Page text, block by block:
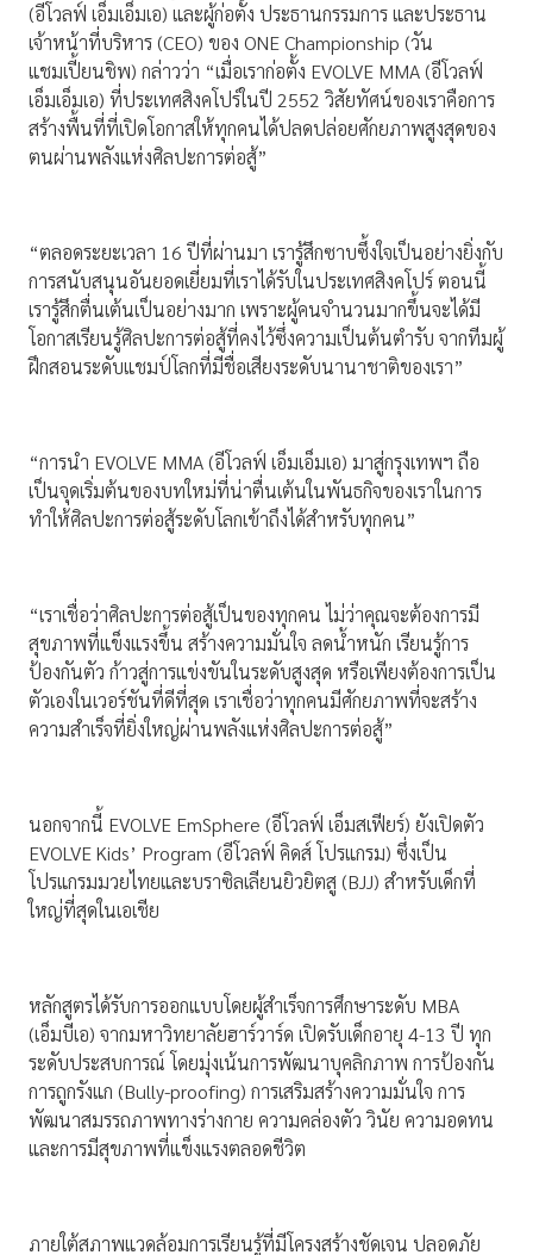
(อีโวลฟ์ เอ็มเอ็มเอ) และผู้ก่อตั้ง ประธานกรรมการ และประธาน
เจ้าหน้าที่บริหาร (CEO) ของ ONE Championship (วัน
แชมเปี้ยนชิพ) กล่าวว่า “เมื่อเราก่อตั้ง EVOLVE MMA (อีโวลฟ์
เอ็มเอ็มเอ) ที่ประเทศสิงคโปร์ในปี 2552 วิสัยทัศน์ของเราคือการ
สร้างพื้นที่ที่เปิดโอกาสให้ทุกคนได้ปลดปล่อยศักยภาพสูงสุดของ
ตนผ่านพลังแห่งศิลปะการต่อสู้”
“ตลอดระยะเวลา 16 ปีที่ผ่านมา เรารู้สึกซาบซึ้งใจเป็นอย่างยิ่งกับ
การสนับสนุนอันยอดเยี่ยมที่เราได้รับในประเทศสิงคโปร์ ตอนนี้
เรารู้สึกตื่นเต้นเป็นอย่างมาก เพราะผู้คนจำนวนมากขึ้นจะได้มี
โอกาสเรียนรู้ศิลปะการต่อสู้ที่คงไว้ซึ่งความเป็นต้นตำรับ จากทีมผู้
ฝึกสอนระดับแชมป์โลกที่มีชื่อเสียงระดับนานาชาติของเรา”
“การนำ EVOLVE MMA (อีโวลฟ์ เอ็มเอ็มเอ) มาสู่กรุงเทพฯ ถือ
เป็นจุดเริ่มต้นของบทใหม่ที่น่าตื่นเต้นในพันธกิจของเราในการ
ทำให้ศิลปะการต่อสู้ระดับโลกเข้าถึงได้สำหรับทุกคน”
“เราเชื่อว่าศิลปะการต่อสู้เป็นของทุกคน ไม่ว่าคุณจะต้องการมี
สุขภาพที่แข็งแรงขึ้น สร้างความมั่นใจ ลดน้ำหนัก เรียนรู้การ
ป้องกันตัว ก้าวสู่การแข่งขันในระดับสูงสุด หรือเพียงต้องการเป็น
ตัวเองในเวอร์ชันที่ดีที่สุด เราเชื่อว่าทุกคนมีศักยภาพที่จะสร้าง
ความสำเร็จที่ยิ่งใหญ่ผ่านพลังแห่งศิลปะการต่อสู้”
นอกจากนี้ EVOLVE EmSphere (อีโวลฟ์ เอ็มสเฟียร์) ยังเปิดตัว
EVOLVE Kids’ Program (อีโวลฟ์ คิดส์ โปรแกรม) ซึ่งเป็น
โปรแกรมมวยไทยและบราซิลเลียนยิวยิตสู (BJJ) สำหรับเด็กที่
ใหญ่ที่สุดในเอเชีย
หลักสูตรได้รับการออกแบบโดยผู้สำเร็จการศึกษาระดับ MBA
(เอ็มบีเอ) จากมหาวิทยาลัยฮาร์วาร์ด เปิดรับเด็กอายุ 4-13 ปี ทุก
ระดับประสบการณ์ โดยมุ่งเน้นการพัฒนาบุคลิกภาพ การป้องกัน
การถูกรังแก (Bully-proofing) การเสริมสร้างความมั่นใจ การ
พัฒนาสมรรถภาพทางร่างกาย ความคล่องตัว วินัย ความอดทน
และการมีสุขภาพที่แข็งแรงตลอดชีวิต
ภายใต้สภาพแวดล้อมการเรียนรู้ที่มีโครงสร้างชัดเจน ปลอดภัย